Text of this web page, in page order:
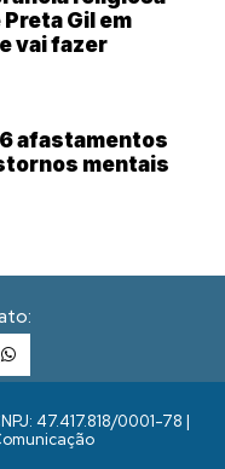
Gil em
vai fazer
afastamentos
mentais
47.417.818/0001-78 |